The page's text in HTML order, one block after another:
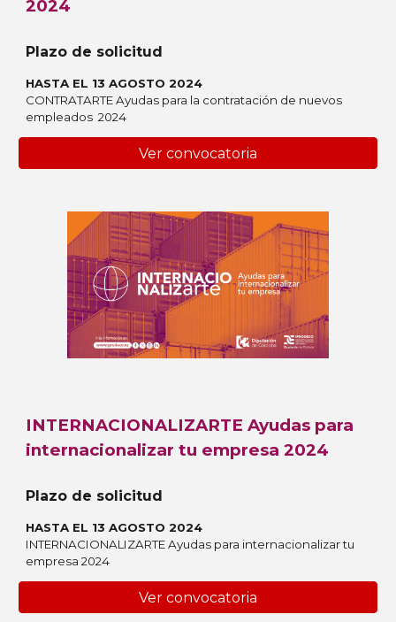
2024
Plazo de solicitud
HASTA EL 13 AGOSTO 2024
CONTRATARTE Ayudas para la contratación de nuevos
empleados 2024
Ver convocatoria
INTERNACIONALIZARTE Ayudas para
internacionalizar tu empresa 2024
Plazo de solicitud
HASTA EL 13 AGOSTO 2024
INTERNACIONALIZARTE Ayudas para internacionalizar tu
empresa 2024
Ver convocatoria